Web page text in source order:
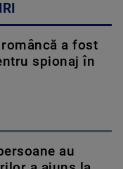
a fost
spionaj în
au